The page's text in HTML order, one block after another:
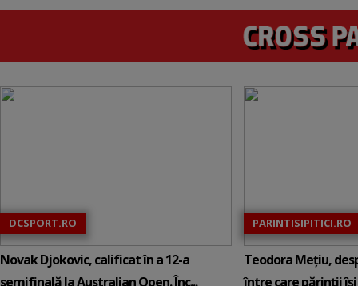
DCSPORT.RO
Novak Djokovic, calificat în a 12-a
semifinală la Australian Open. Înc...
PARINTISIPITICI.RO
Teodora Mețiu,
între care părinții își